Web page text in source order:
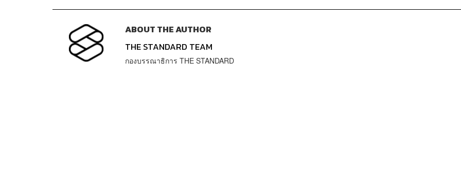
ABOUT THE AUTHOR
THE STANDARD TEAM
กองบรรณาธิการ THE STANDARD